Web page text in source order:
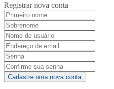
Registrar nova conta